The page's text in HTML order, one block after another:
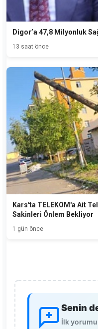
Digor’a 47,8 Milyonluk
13 saat önce
Kars'ta TELEKOM'a Ait
Sakinleri Önlem Bekliyor
1 gün önce
Senin
İlk